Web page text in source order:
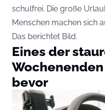
schulfrei. Die große
Menschen machen sich
Das berichtet Bild.
Eines der
bevor